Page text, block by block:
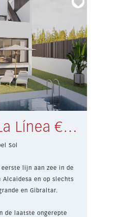
Rijtjeshuis La Línea € 932.000,-
Sol
lijn aan zee in de
Alcaidesa en op slechts
en Gibraltar.
de laatste ongerepte